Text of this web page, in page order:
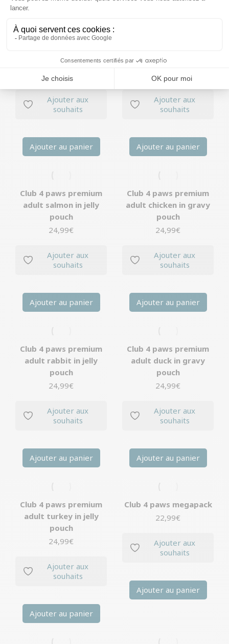
Club 4 paws premium
pouch
24,99€
Ajouter aux
souhaits
Ajouter au panier
pouch
24,99
Ajouter aux
souhaits
Ajouter au panier
Club 4 paws premium
adult salmon in jelly
pouch
24,99€
Ajouter aux
souhaits
Ajouter au panier
Club 4 paws premium
adult chicken in gravy
pouch
24,99€
Ajouter aux
souhaits
Ajouter au panier
Club 4 paws premium
adult rabbit in jelly
pouch
24,99€
Ajouter aux
souhaits
Ajouter au panier
Club 4 paws premium
adult duck in gravy
pouch
24,99€
Ajouter aux
souhaits
Ajouter au panier
Club 4 paws premium
adult turkey in jelly
pouch
24,99€
Ajouter aux
souhaits
Ajouter au panier
Club 4 paws megapack
22,99€
Ajouter aux
souhaits
Ajouter au panier